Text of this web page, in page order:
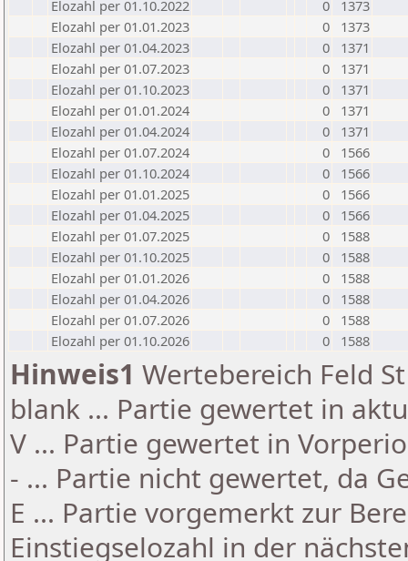
Elozahl per 01.10.2022
0
1373
Elozahl per 01.01.2023
0
1373
Elozahl per 01.04.2023
0
1371
Elozahl per 01.07.2023
0
1371
Elozahl per 01.10.2023
0
1371
Elozahl per 01.01.2024
0
1371
Elozahl per 01.04.2024
0
1371
Elozahl per 01.07.2024
0
1566
Elozahl per 01.10.2024
0
1566
Elozahl per 01.01.2025
0
1566
Elozahl per 01.04.2025
0
1566
Elozahl per 01.07.2025
0
1588
Elozahl per 01.10.2025
0
1588
Elozahl per 01.01.2026
0
1588
Elozahl per 01.04.2026
0
1588
Elozahl per 01.07.2026
0
1588
Elozahl per 01.10.2026
0 1588
Hinweis1 Wertebereich Feld
blank ... Partie gewertet in
V ... Partie gewertet in
- ... Partie nicht gewertet, da
E ... Partie vorgemerkt zur
Einstiegselozahl in der